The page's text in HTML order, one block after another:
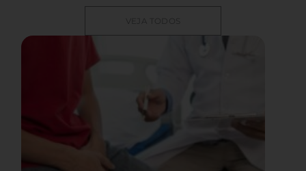
VEJA TODOS